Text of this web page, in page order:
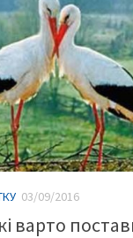
03/09/2016
варто